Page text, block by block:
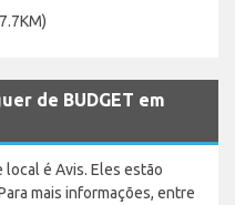
de BUDGET em
é Avis. Eles estão
mais informações, entre